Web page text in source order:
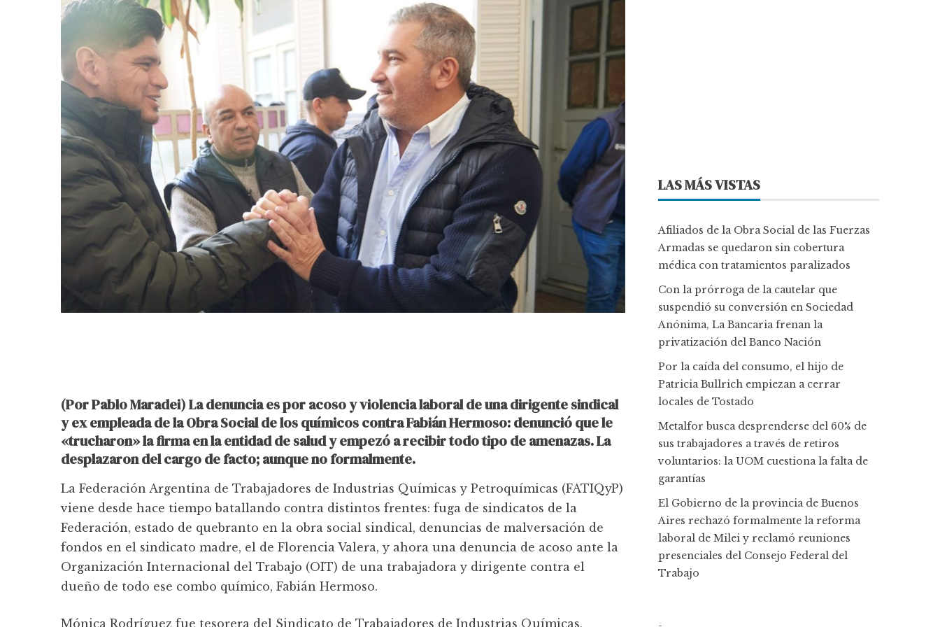
(Por Pablo Maradei) La denuncia es por acoso y violencia laboral de una dirigente sindical
y ex empleada de la Obra Social de los químicos contra Fabián Hermoso: denunció que le
«trucharon» la firma en la entidad de salud y empezó a recibir todo tipo de amenazas. La
desplazaron del cargo de facto; aunque no formalmente.
La Federación Argentina de Trabajadores de Industrias Químicas y Petroquímicas (FATIQyP)
viene desde hace tiempo batallando contra distintos frentes: fuga de sindicatos de la
Federación, estado de quebranto en la obra social sindical, denuncias de malversación de
fondos en el sindicato madre, el de Florencia Valera, y ahora una denuncia de acoso ante la
Organización Internacional del Trabajo (OIT) de una trabajadora y dirigente contra el
dueño de todo ese combo químico, Fabián Hermoso.
Mónica Rodríguez fue tesorera del Sindicato de Trabajadores de Industrias Químicas,
LAS MÁS VISTAS
Afiliados de la Obra Social de las Fuerzas
Armadas se quedaron sin cobertura
médica con tratamientos paralizados
Con la prórroga de la cautelar que
suspendió su conversión en Sociedad
Anónima, La Bancaria frenan la
privatización del Banco Nación
Por la caída del consumo, el hijo de
Patricia Bullrich empiezan a cerrar
locales de Tostado
Metalfor busca desprenderse del 60% de
sus trabajadores a través de retiros
voluntarios: la UOM cuestiona la falta de
garantías
El Gobierno de la provincia de Buenos
Aires rechazó formalmente la reforma
laboral de Milei y reclamó reuniones
presenciales del Consejo Federal del
Trabajo